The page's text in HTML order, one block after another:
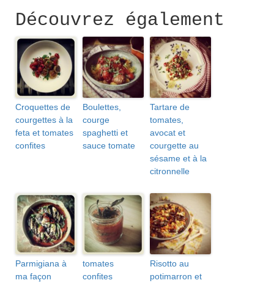
Découvrez également
Croquettes de
courgettes à la
feta et tomates
confites
Boulettes,
courge
spaghetti et
sauce tomate
Tartare de
tomates,
avocat et
courgette au
sésame et à la
citronnelle
Parmigiana à
ma façon
tomates
confites
Risotto au
potimarron et